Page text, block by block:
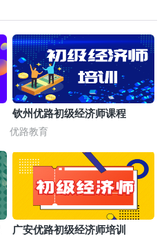
钦州优路初级经济师课程
优路教育
广安优路初级经济师培训